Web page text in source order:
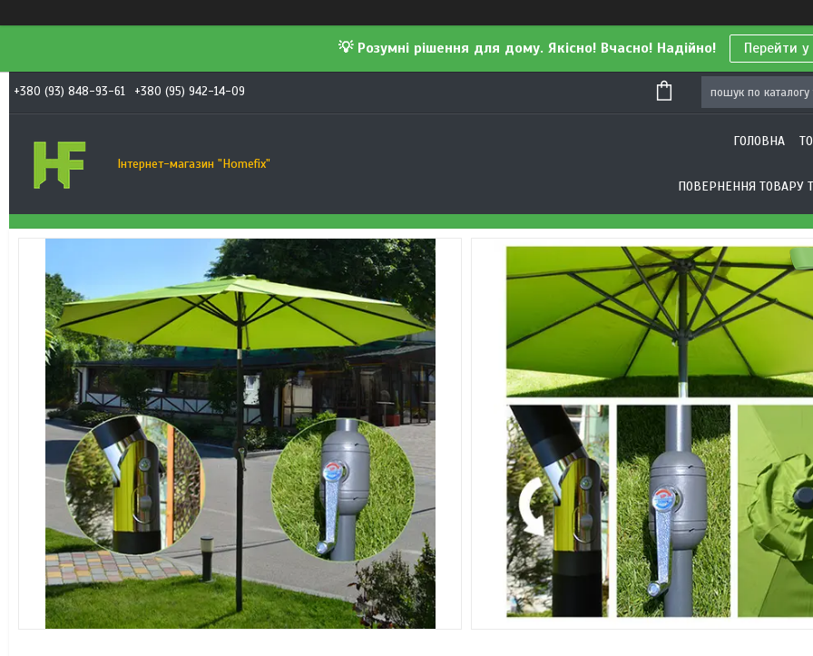
💡 Розумні рішення для дому. Якісно! Вчасно! Надійно! Перейти
+380 (93) 848-93-61 +380 (95) 942-14-09
Інтернет-магазин "Homefix"
ГОЛОВНА
ПОВЕРНЕННЯ ТОВАРУ